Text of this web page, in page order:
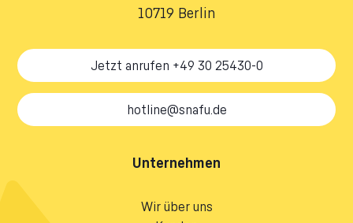
10719 Berlin
Jetzt anrufen +49 30 25430-0
hotline@snafu.de
Unternehmen
Wir über uns